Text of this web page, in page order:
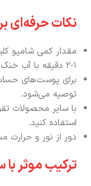
نکات
مقدار کمی شامپو
۱-۲ دقیقه با آب خنک آبکشی نمایید.
توصیه می‌شود.
با سایر محصولات
استفاده کنید.
دور از نور و حرارت
ترکیب موثر